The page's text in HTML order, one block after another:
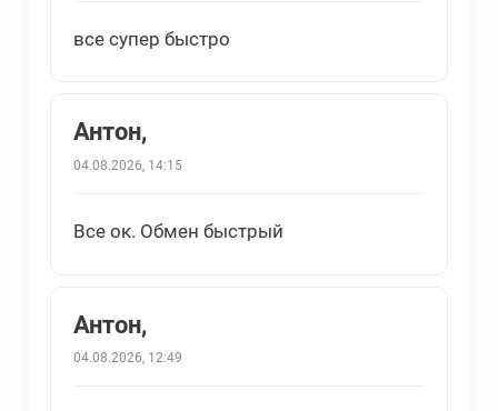
все супер быстро
Антон,
04.08.2026, 14:15
Все ок. Обмен быстрый
Антон,
04.08.2026, 12:49